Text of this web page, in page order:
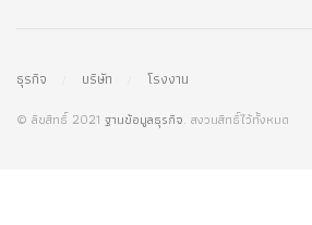
ธุรกิจ บริษัท โรงงาน
© ลิขสิทธิ์ 2021 ฐานข้อมูลธุรกิจ. สงวนสิทธิ์ไว้ทั้งหมด